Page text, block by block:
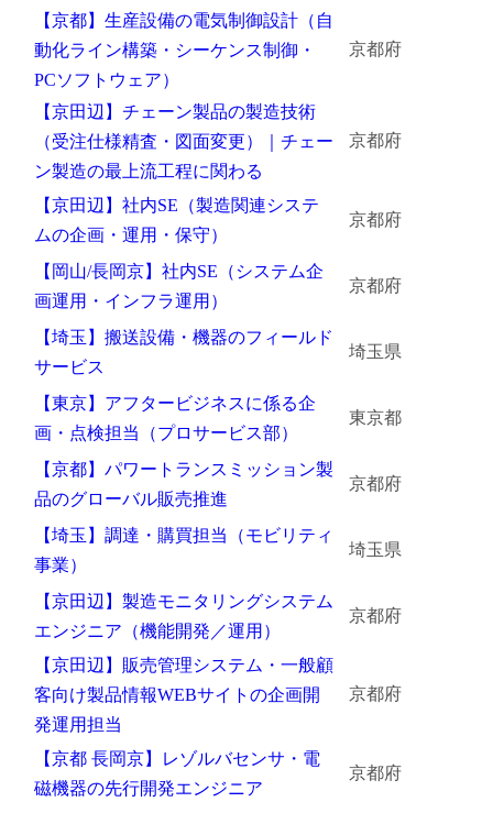
メディカル（医薬品・CRO・医療機器）
医療・介護・福祉
その他
次へ（ご経験職種を選択）
【京都】生産設備の電気制御設計（自
動化ライン構築・シーケンス制御・
PCソフトウェア）
京都府
【京田辺】チェーン製品の製造技術
（受注仕様精査・図面変更）｜チェー
ン製造の最上流工程に関わる
京都府
【京田辺】社内SE（製造関連システ
ムの企画・運用・保守）
京都府
【岡山/長岡京】社内SE（システム企
画運用・インフラ運用）
京都府
【埼玉】搬送設備・機器のフィールド
サービス
埼玉県
【東京】アフタービジネスに係る企
画・点検担当（プロサービス部）
東京都
【京都】パワートランスミッション製
品のグローバル販売推進
京都府
【埼玉】調達・購買担当（モビリティ
事業）
埼玉県
【京田辺】製造モニタリングシステム
エンジニア（機能開発／運用）
京都府
【京田辺】販売管理システム・一般顧
客向け製品情報WEBサイトの企画開
発運用担当
京都府
【京都 ⾧岡京】レゾルバセンサ・電
磁機器の先行開発エンジニア
京都府